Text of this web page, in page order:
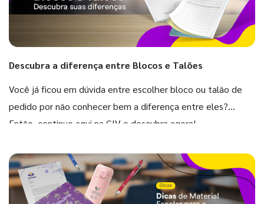
Descubra a diferença entre Blocos e Talões
Você já ficou em dúvida entre escolher bloco ou talão de
pedido por não conhecer bem a diferença entre eles?
Então, continue aqui na GIV e descubra agora!